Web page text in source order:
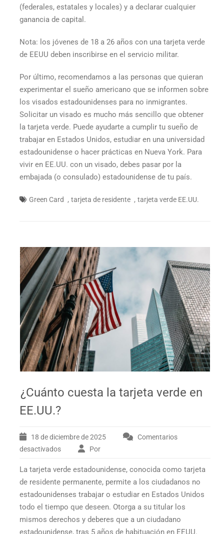
(federales, estatales y locales) y a declarar cualquier
ganancia de capital.
Nota: los jóvenes de 18 a 26 años con una tarjeta verde
de EEUU deben inscribirse en el servicio militar.
Por último, recomendamos a las personas que quieran
experimentar el sueño americano que se informen sobre
los visados estadounidenses para no inmigrantes.
Solicitar un visado es mucho más sencillo que obtener
la tarjeta verde. Puede ayudarte a cumplir tu sueño de
trabajar en Estados Unidos, estudiar en una universidad
estadounidense o hacer prácticas en Nueva York. Para
vivir en EE.UU. con un visado, debes pasar por la
embajada (o consulado) estadounidense de tu país.
Green Card , tarjeta de residente , tarjeta verde EE.UU.
¿Cuánto cuesta la tarjeta verde en
EE.UU.?
18 de diciembre de 2025
Comentarios
desactivadosen
cuesta
la
tarjeta
en
EE.UU.?
Por
La tarjeta verde estadounidense, conocida como tarjeta
de residente permanente, permite a los ciudadanos no
estadounidenses trabajar o estudiar en Estados Unidos
todo el tiempo que deseen. Otorga a su titular los
mismos derechos y deberes que a un ciudadano
estadounidense, tras 5 años de habituación en EEUU.